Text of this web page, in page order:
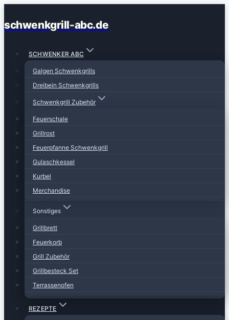
Inhalt
schwenkgrill-abc.de
SCHWENKER ABC
Galgen Schwenkgrills
Dreibein Schwenkgrills
Schwenkgrill Zubehör
Feuerschale
Grillrost
Feuerpfanne Schwenkgrill
Gulaschkessel
Kurbel
Merchandise
Sonstiges
Grillbrett
Feuerkorb
Grill Zubehör
Grillbesteck Set
Terrassenofen
REZEPTE